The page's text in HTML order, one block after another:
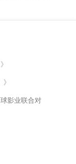
》
》
影业联合对